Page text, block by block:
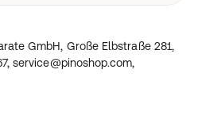
GmbH, Große
22767,
www.pinoshop.de
GmbH, Große Elbstraße 281,
service@pinoshop.com,